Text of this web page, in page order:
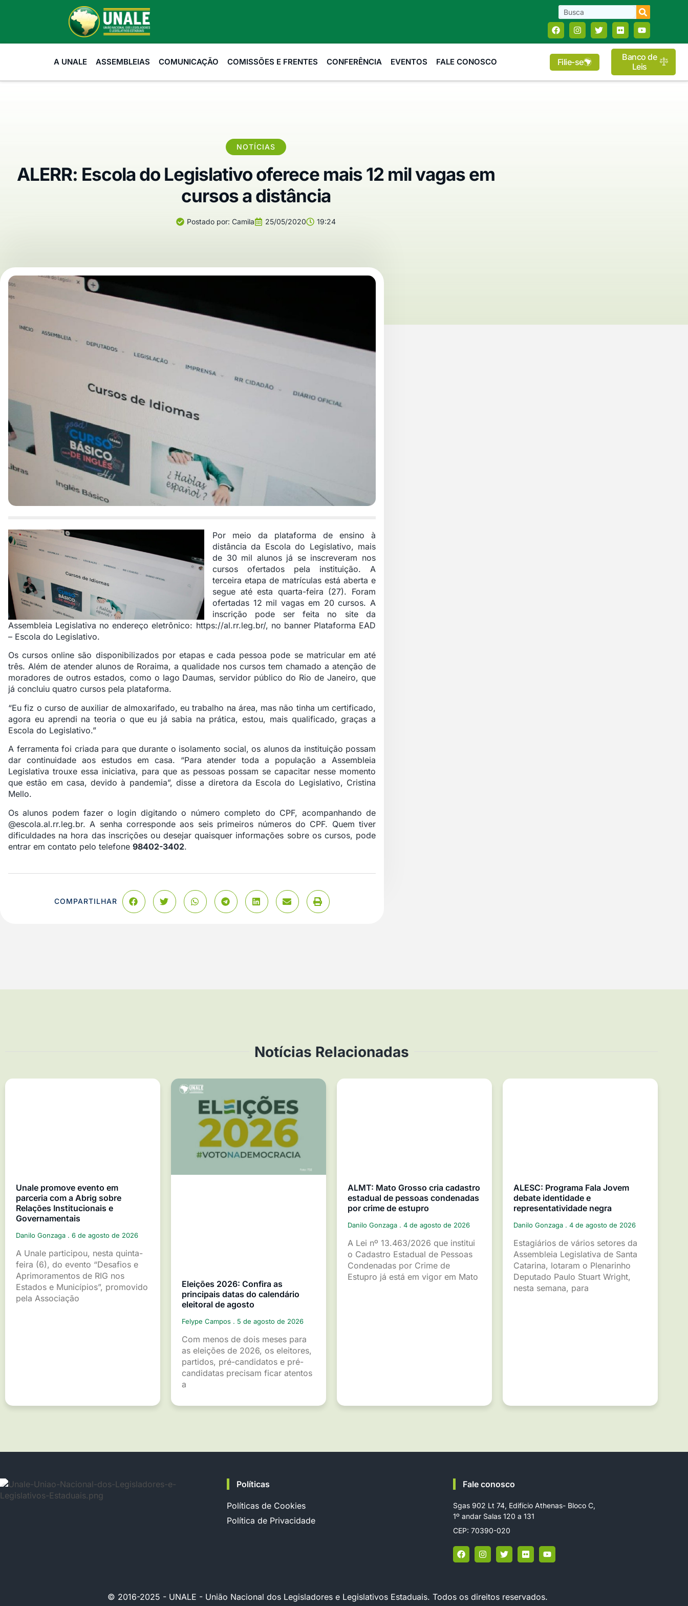
A UNALE ASSEMBLEIAS COMUNICAÇÃO COMISSÕES E FRENTES CONFERÊNCIA EVENTOS FALE CONOSCO Filie-se
Banco de
Leis
NOTÍCIAS
ALERR: Escola do Legislativo oferece mais 12 mil vagas em
cursos a distância
Postado por: Camila 25/05/2020 19:24
Por meio da plataforma de ensino à
distância da Escola do Legislativo, mais
de 30 mil alunos já se inscreveram nos
cursos ofertados pela instituição. A
terceira etapa de matrículas está aberta e
segue até esta quarta-feira (27). Foram
ofertadas 12 mil vagas em 20 cursos. A
inscrição pode ser feita no site da
Assembleia Legislativa no endereço eletrônico: https://al.rr.leg.br/, no banner Plataforma EAD
– Escola do Legislativo.
Os cursos online são disponibilizados por etapas e cada pessoa pode se matricular em até
três. Além de atender alunos de Roraima, a qualidade nos cursos tem chamado a atenção de
moradores de outros estados, como o Iago Daumas, servidor público do Rio de Janeiro, que
já concluiu quatro cursos pela plataforma.
“Eu fiz o curso de auxiliar de almoxarifado, eu trabalho na área, mas não tinha um certificado,
agora eu aprendi na teoria o que eu já sabia na prática, estou, mais qualificado, graças a
Escola do Legislativo.”
A ferramenta foi criada para que durante o isolamento social, os alunos da instituição possam
dar continuidade aos estudos em casa. “Para atender toda a população a Assembleia
Legislativa trouxe essa iniciativa, para que as pessoas possam se capacitar nesse momento
que estão em casa, devido à pandemia”, disse a diretora da Escola do Legislativo, Cristina
Mello.
Os alunos podem fazer o login digitando o número completo do CPF, acompanhando de
@escola.al.rr.leg.br. A senha corresponde aos seis primeiros números do CPF. Quem tiver
dificuldades na hora das inscrições ou desejar quaisquer informações sobre os cursos, pode
entrar em contato pelo telefone 98402-3402.
COMPARTILHAR
Notícias Relacionadas
Unale promove evento em
parceria com a Abrig sobre
Relações Institucionais e
Governamentais
Danilo Gonzaga 6 de agosto de 2026
A Unale participou, nesta quinta-
feira (6), do evento “Desafios e
Aprimoramentos de RIG nos
Estados e Municípios”, promovido
pela Associação
Eleições 2026: Confira as
principais datas do calendário
eleitoral de agosto
Felype Campos 5 de agosto de 2026
Com menos de dois meses para
as eleições de 2026, os eleitores,
partidos, pré-candidatos e pré-
candidatas precisam ficar atentos
a
ALMT: Mato Grosso cria cadastro
estadual de pessoas condenadas
por crime de estupro
Danilo Gonzaga 4 de agosto de 2026
A Lei nº 13.463/2026 que institui
o Cadastro Estadual de Pessoas
Condenadas por Crime de
Estupro já está em vigor em Mato
ALESC: Programa Fala Jovem
debate identidade e
representatividade negra
Danilo Gonzaga 4 de agosto de 2026
Estagiários de vários setores da
Assembleia Legislativa de Santa
Catarina, lotaram o Plenarinho
Deputado Paulo Stuart Wright,
nesta semana, para
Políticas
Políticas de Cookies
Política de Privacidade
Fale conosco
Sgas 902 Lt 74, Edifício Athenas- Bloco C,
1º andar Salas 120 a 131
CEP: 70390-020
© 2016-2025 - UNALE - União Nacional dos Legisladores e Legislativos Estaduais. Todos os direitos reservados.